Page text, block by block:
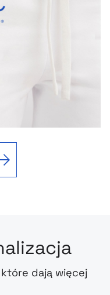
Następny slajd
dają więcej